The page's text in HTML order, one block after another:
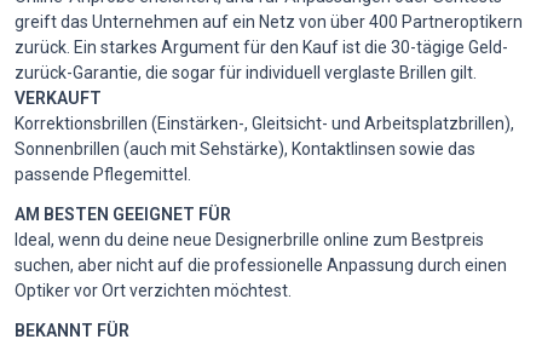
greift das Unternehmen auf ein Netz von über 400 Partneroptikern
zurück. Ein starkes Argument für den Kauf ist die 30-tägige Geld-
zurück-Garantie, die sogar für individuell verglaste Brillen gilt.
VERKAUFT
Korrektionsbrillen (Einstärken-, Gleitsicht- und Arbeitsplatzbrillen),
Sonnenbrillen (auch mit Sehstärke), Kontaktlinsen sowie das
passende Pflegemittel.
AM BESTEN GEEIGNET FÜR
Ideal, wenn du deine neue Designerbrille online zum Bestpreis
suchen, aber nicht auf die professionelle Anpassung durch einen
Optiker vor Ort verzichten möchtest.
BEKANNT FÜR